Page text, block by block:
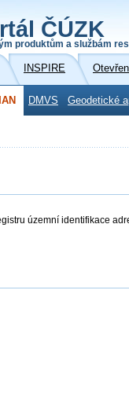
ČÚZK
produktům a službám
INSPIRE
DMVS Geodetické
územní identifikace